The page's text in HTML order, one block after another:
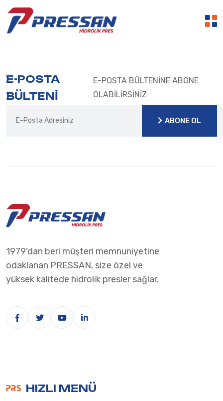
E-POSTA
BÜLTENİ
E-POSTA BÜLTENİNE ABONE
OLABİLİRSİNİZ
ABONE OL
1979'dan beri müşteri memnuniyetine
odaklanan PRESSAN, size özel ve
yüksek kalitede hidrolik presler sağlar.
HIZLI MENÜ